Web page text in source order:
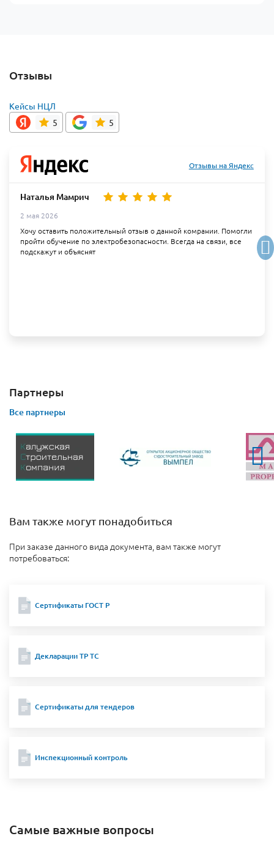
Отзывы
Кейсы НЦЛ
5
5
Отзывы на Яндекс
Наталья Мамрич
2 мая 2026
Хочу оставить положительный отзыв о данной комрании. Помогли
пройти обучение по электробезопасности. Всегда на связи, все
подскажут и объяснят
Партнеры
Все партнеры
Вам также могут понадобиться
При заказе данного вида документа, вам также могут
потребоваться:
Сертификаты ГОСТ Р
Декларации ТР ТС
Сертификаты для тендеров
Инспекционный контроль
Самые важные вопросы